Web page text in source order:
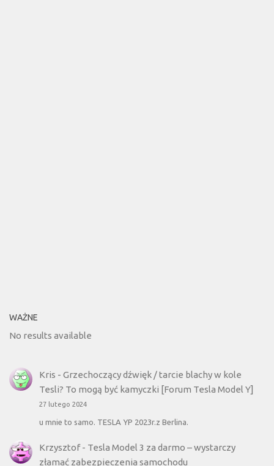
WAŻNE
No results available
Kris - Grzechoczący dźwięk / tarcie blachy w kole
Tesli? To mogą być kamyczki [Forum Tesla Model Y]
27 lutego 2024
u mnie to samo. TESLA YP 2023r.z Berlina.
Krzysztof- Tesla Model 3 za darmo – wystarczy
złamać zabezpieczenia samochodu